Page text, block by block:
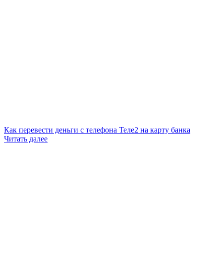
Как перевести деньги с телефона Теле2 на карту банка
Читать далее